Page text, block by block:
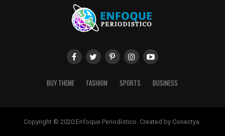
BUY THEME FASHION SPORTS BUSINESS
Copyright © 2020 Enfoque Periodístico. Created by Conectya.